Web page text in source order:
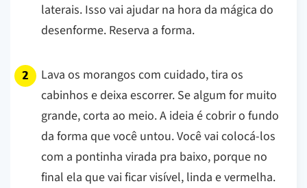
laterais. Isso vai ajudar na hora da mágica do
desenforme. Reserva a forma.
Lava os morangos com cuidado, tira os
cabinhos e deixa escorrer. Se algum for muito
grande, corta ao meio. A ideia é cobrir o fundo
da forma que você untou. Você vai colocá-los
com a pontinha virada pra baixo, porque no
final ela que vai ficar visível, linda e vermelha.